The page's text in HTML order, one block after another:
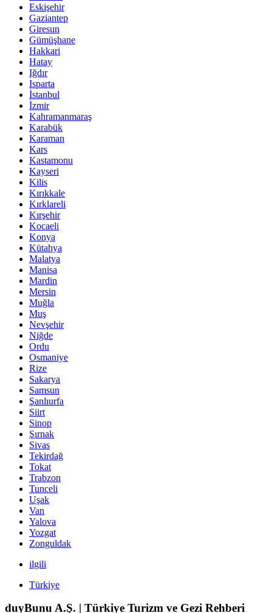
Eskişehir
Gaziantep
Giresun
Gümüşhane
Hakkari
Hatay
Iğdır
Isparta
İstanbul
İzmir
Kahramanmaraş
Karabük
Karaman
Kars
Kastamonu
Kayseri
Kilis
Kırıkkale
Kırklareli
Kırşehir
Kocaeli
Konya
Kütahya
Malatya
Manisa
Mardin
Mersin
Muğla
Muş
Nevşehir
Niğde
Ordu
Osmaniye
Rize
Sakarya
Samsun
Şanlıurfa
Siirt
Sinop
Şırnak
Sivas
Tekirdağ
Tokat
Trabzon
Tunceli
Uşak
Van
Yalova
Yozgat
Zonguldak
ilgili
Türkiye
duyBunu A.Ş. | Türkiye Turizm ve Gezi Rehberi